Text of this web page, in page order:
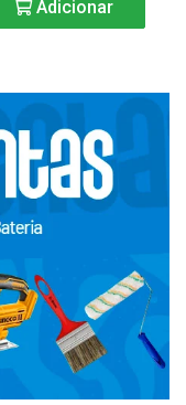
Adicionar